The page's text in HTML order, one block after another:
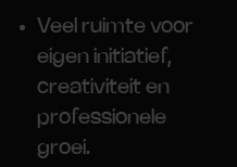
Veel ruimte voor
eigen initiatief,
creativiteit en
professionele
groei.